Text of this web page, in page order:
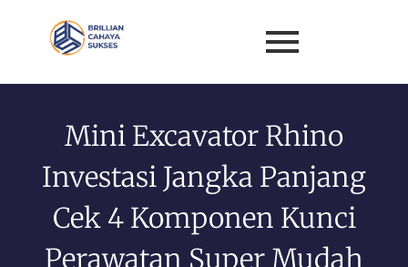
Mini Excavator Rhino
Investasi Jangka Panjang
Cek 4 Komponen Kunci
Perawatan Super Mudah